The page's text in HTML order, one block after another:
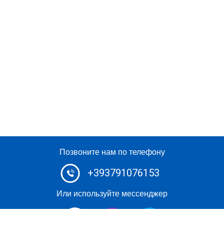
Позвоните нам по телефону
+393791076153
Или используйте мессенджер